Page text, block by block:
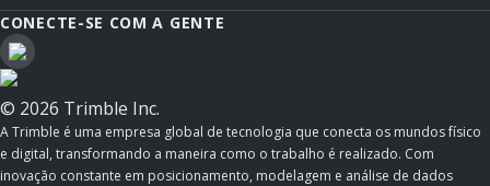
CONECTE-SE COM A GENTE
© 2026 Trimble Inc.
A Trimble é uma empresa global de tecnologia que conecta os mundos físico
e digital, transformando a maneira como o trabalho é realizado. Com
inovação constante em posicionamento, modelagem e análise de dados